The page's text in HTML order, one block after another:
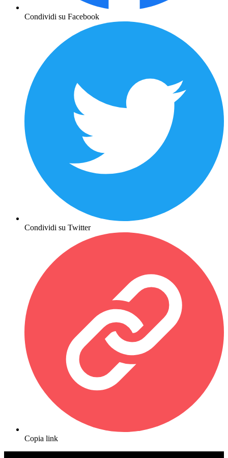
Condividi su Facebook
Condividi su Twitter
Copia link